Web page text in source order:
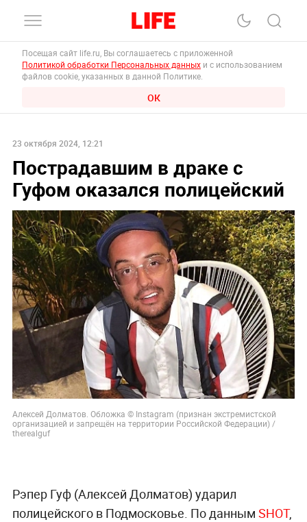
Посещая сайт life.ru, Вы соглашаетесь с приложенной
Политикой обработки Персональных данных и с использованием
файлов cookie, указанных в данной Политике.
ОК
23 октября 2024, 12:21
Пострадавшим в драке с
Гуфом оказался полицейский
Алексей Долматов. Обложка © Instagram (признан экстремистской
организацией и запрещён на территории Российской Федерации) /
therealguf
Рэпер Гуф (Алексей Долматов) ударил
полицейского в Подмосковье. По данным SHOT,